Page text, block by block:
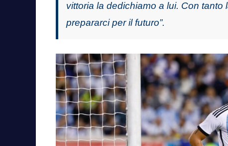
vittoria la dedichiamo a lui. Con tanto
prepararci per il futuro”.